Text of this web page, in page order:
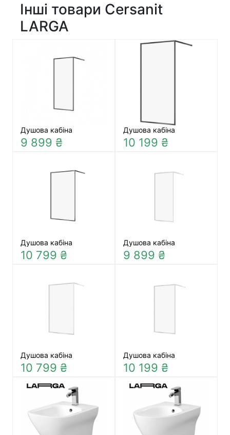
Інші товари Cersanit
LARGA
Душова кабіна
9 899 ₴
Душова кабіна
10 199 ₴
Душова кабіна
10 799 ₴
Душова кабіна
9 899 ₴
Душова кабіна
10 799 ₴
Душова кабіна
10 199 ₴